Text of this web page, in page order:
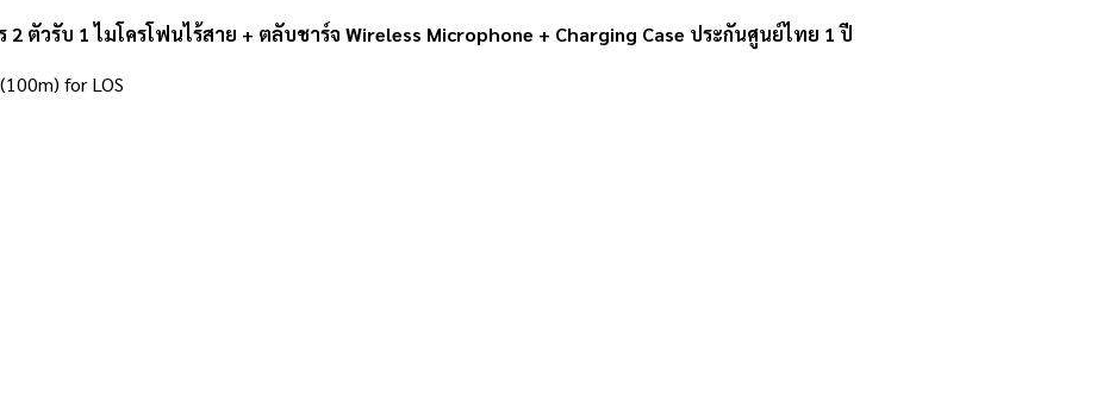
2 ตัวรับ 1 ไมโครโฟนไร้สาย + ตลับชาร์จ Wireless Microphone + Charging Case ประกันศูนย์ไทย 1 ปี
for LOS